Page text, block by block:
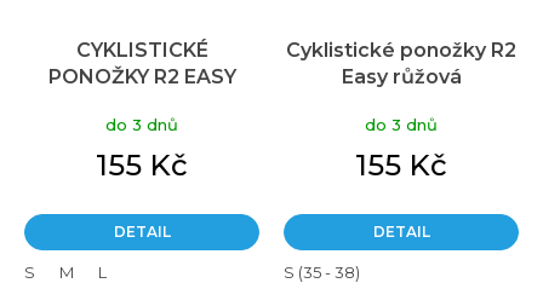
CYKLISTICKÉ
PONOŽKY R2 EASY
do 3 dnů
155 Kč
DETAIL
S M L
Cyklistické ponožky R2
Easy růžová
do 3 dnů
155 Kč
DETAIL
S (35 - 38)